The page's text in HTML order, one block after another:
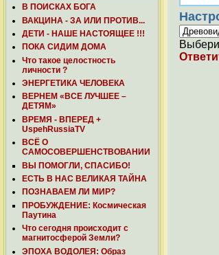
В ПОИСКАХ БОГА
ВАКЦИНА - ЗА ИЛИ ПРОТИВ...
ДЕТИ - НАШЕ НАСТОЯЩЕЕ !!!
ПОКА СИДИМ ДОМА
Что такое целостность
личности ?
ЭНЕРГЕТИКА ЧЕЛОВЕКА
ВЕРНЕМ «ВСЕ ЛУЧШЕЕ –
ДЕТЯМ»
ВРЕМЯ - ВПЕРЕД +
UspehRussiaTV
ВСЁ О
САМОСОВЕРШЕНСТВОВАНИИ
ВЫ ПОМОГЛИ, СПАСИБО!
ЕСТЬ В НАС ВЕЛИКАЯ ТАЙНА
ПОЗНАВАЕМ ЛИ МИР?
ПРОБУЖДЕНИЕ: Космическая
Паутина
Что сегодня происходит с
магнитосферой Земли?
ЭПОХА ВОДОЛЕЯ: Образ